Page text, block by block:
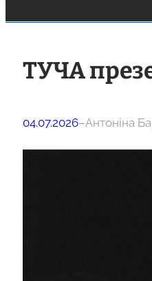
ТУЧА
04.07.2026–Антоніна